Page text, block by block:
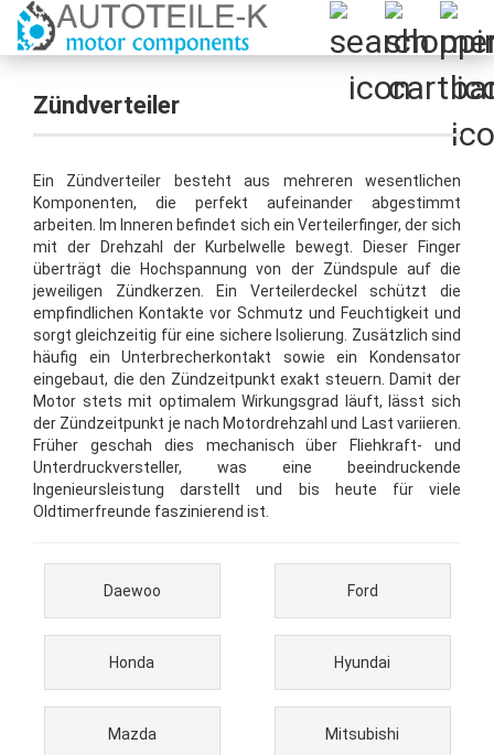
Zündverteiler
Ein Zündverteiler besteht aus mehreren wesentlichen
Komponenten, die perfekt aufeinander abgestimmt
arbeiten. Im Inneren befindet sich ein Verteilerfinger, der sich
mit der Drehzahl der Kurbelwelle bewegt. Dieser Finger
überträgt die Hochspannung von der Zündspule auf die
jeweiligen Zündkerzen. Ein Verteilerdeckel schützt die
empfindlichen Kontakte vor Schmutz und Feuchtigkeit und
sorgt gleichzeitig für eine sichere Isolierung. Zusätzlich sind
häufig ein Unterbrecherkontakt sowie ein Kondensator
eingebaut, die den Zündzeitpunkt exakt steuern. Damit der
Motor stets mit optimalem Wirkungsgrad läuft, lässt sich
der Zündzeitpunkt je nach Motordrehzahl und Last variieren.
Früher geschah dies mechanisch über Fliehkraft- und
Unterdruckversteller, was eine beeindruckende
Ingenieursleistung darstellt und bis heute für viele
Oldtimerfreunde faszinierend ist.
Daewoo Ford
Honda Hyundai
Mazda Mitsubishi